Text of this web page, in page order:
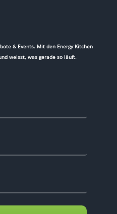
& Events. Mit den Energy Kitchen
weisst, was gerade so läuft.